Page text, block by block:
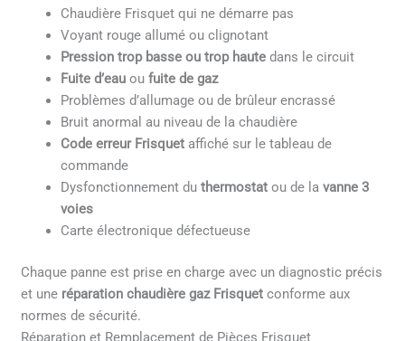
Chaudière Frisquet qui ne démarre pas
Voyant rouge allumé ou clignotant
Pression trop basse ou trop haute dans le circuit
Fuite d’eau oufuite de gaz
Problèmes d’allumage ou de brûleur encrassé
Bruit anormal au niveau de la chaudière
Code erreur Frisquet affiché sur le tableau de
commande
Dysfonctionnement duthermostat ou de lavanne 3
voies
Carte électronique défectueuse
Chaque panne est prise en charge avec un diagnostic précis
et une réparation chaudière gaz Frisquet conforme aux
normes de sécurité.
Réparation et Remplacement de Pièces Frisquet